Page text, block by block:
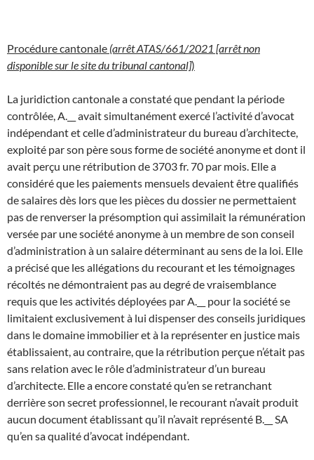
Procédure cantonale (arrêt ATAS/661/2021 [arrêt non
disponible sur le site du tribunal cantonal])
La juridiction cantonale a constaté que pendant la période
contrôlée, A.__ avait simultanément exercé l’activité d’avocat
indépendant et celle d’administrateur du bureau d’architecte,
exploité par son père sous forme de société anonyme et dont il
avait perçu une rétribution de 3703 fr. 70 par mois. Elle a
considéré que les paiements mensuels devaient être qualifiés
de salaires dès lors que les pièces du dossier ne permettaient
pas de renverser la présomption qui assimilait la rémunération
versée par une société anonyme à un membre de son conseil
d’administration à un salaire déterminant au sens de la loi. Elle
a précisé que les allégations du recourant et les témoignages
récoltés ne démontraient pas au degré de vraisemblance
requis que les activités déployées par A.__ pour la société se
limitaient exclusivement à lui dispenser des conseils juridiques
dans le domaine immobilier et à la représenter en justice mais
établissaient, au contraire, que la rétribution perçue n’était pas
sans relation avec le rôle d’administrateur d’un bureau
d’architecte. Elle a encore constaté qu’en se retranchant
derrière son secret professionnel, le recourant n’avait produit
aucun document établissant qu’il n’avait représenté B.__ SA
qu’en sa qualité d’avocat indépendant.